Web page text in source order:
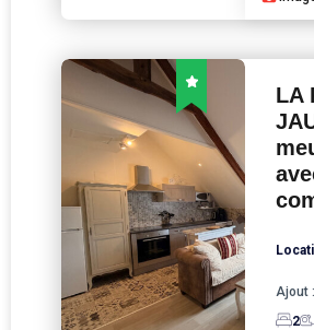
LA
Ajout :
2